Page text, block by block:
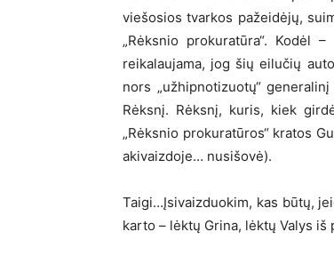
viešosios tvarkos pažeidėjų,
„Rėksnio prokuratūra“. Kodėl
reikalaujama, jog šių eilučių
nors „užhipnotizuotų“
Rėksnį. Rėksnį, kuris, kiek
„Rėksnio prokuratūros“ kratos
akivaizdoje… nusišovė).
Taigi…Įsivaizduokim, kas būtų,
karto – lėktų Grina, lėktų Valys